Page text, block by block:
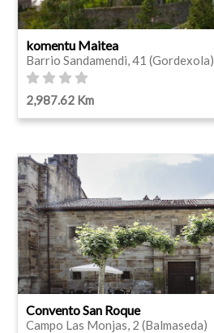
komentu Maitea
Barrio Sandamendi, 41 (Gordexola)
2,987.62 Km
Convento San Roque
Campo Las Monjas, 2 (Balmaseda)